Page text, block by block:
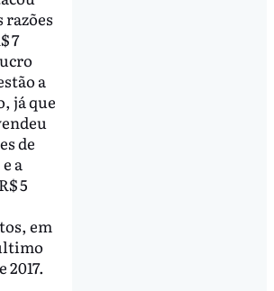
razões
7
a
já que
de
a
5
em